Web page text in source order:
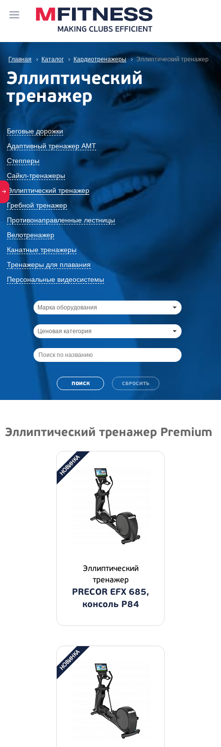
Главная Каталог Кардиотренажеры Эллиптический тренажер
Эллиптический
тренажер
Беговые дорожки
Адаптивный тренажер АМТ
Степперы
Сайкл-тренажеры
Эллиптический тренажер
Гребной тренажер
Противонаправленные лестницы
Велотренажер
Канатные тренажеры
Тренажеры для плавания
Персональные видеосистемы
Марка оборудования
Ценовая категория
Эллиптический тренажер Premium
Эллиптический
тренажер
PRECOR EFX 685,
консоль P84